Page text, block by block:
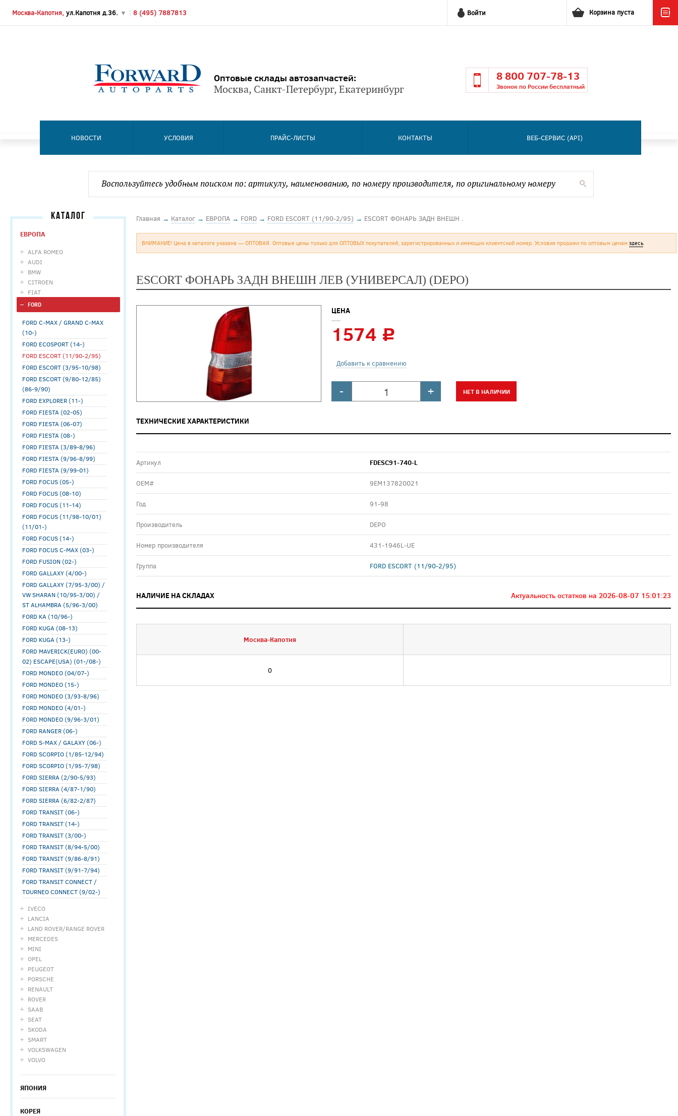
Москва-Капотня, ул.Капотня д.36. ▼ 8 (495) 7887813 Войти Корзина пуста
Оптовые склады автозапчастей:
Москва, Санкт-Петербург, Екатеринбург
8 800 707-78-13
Звонок по России бесплатный
НОВОСТИ УСЛОВИЯ ПРАЙС-ЛИСТЫ КОНТАКТЫ ВЕБ-СЕРВИС (API)
КАТАЛОГ
ЕВРОПА
ALFA ROMEO
AUDI
BMW
CITROEN
FIAT
FORD
FORD C-MAX / GRAND C-MAX
(10-)
FORD ECOSPORT (14-)
FORD ESCORT (11/90-2/95)
FORD ESCORT (3/95-10/98)
FORD ESCORT (9/80-12/85)
(86-9/90)
FORD EXPLORER (11-)
FORD FIESTA (02-05)
FORD FIESTA (06-07)
FORD FIESTA (08-)
FORD FIESTA (3/89-8/96)
FORD FIESTA (9/96-8/99)
FORD FIESTA (9/99-01)
FORD FOCUS (05-)
FORD FOCUS (08-10)
FORD FOCUS (11-14)
FORD FOCUS (11/98-10/01)
(11/01-)
FORD FOCUS (14-)
FORD FOCUS C-MAX (03-)
FORD FUSION (02-)
FORD GALLAXY (4/00-)
FORD GALLAXY (7/95-3/00) /
VW SHARAN (10/95-3/00) /
ST ALHAMBRA (5/96-3/00)
FORD KA (10/96-)
FORD KUGA (08-13)
FORD KUGA (13-)
FORD MAVERICK(EURO) (00-
02) ESCAPE(USA) (01-/08-)
FORD MONDEO (04/07-)
FORD MONDEO (15-)
FORD MONDEO (3/93-8/96)
FORD MONDEO (4/01-)
FORD MONDEO (9/96-3/01)
FORD RANGER (06-)
FORD S-MAX / GALAXY (06-)
FORD SCORPIO (1/85-12/94)
FORD SCORPIO (1/95-7/98)
FORD SIERRA (2/90-5/93)
FORD SIERRA (4/87-1/90)
FORD SIERRA (6/82-2/87)
FORD TRANSIT (06-)
FORD TRANSIT (14-)
FORD TRANSIT (3/00-)
FORD TRANSIT (8/94-5/00)
FORD TRANSIT (9/86-8/91)
FORD TRANSIT (9/91-7/94)
FORD TRANSIT CONNECT /
TOURNEO CONNECT (9/02-)
IVECO
LANCIA
LAND ROVER/RANGE ROVER
MERCEDES
MINI
OPEL
PEUGEOT
PORSCHE
RENAULT
ROVER
SAAB
SEAT
SKODA
SMART
VOLKSWAGEN
VOLVO
ЯПОНИЯ
КОРЕЯ
Главная → Каталог → ЕВРОПА → FORD → FORD ESCORT (11/90-2/95) → ESCORT ФОНАРЬ ЗАДН ВНЕШН .
ВНИМАНИЕ! Цена в каталоге указана — ОПТОВАЯ. Оптовые цены только для ОПТОВЫХ покупателей, зарегистрированных и имеющих клиентский номер. Условия продажи по оптовым ценам здесь.
ESCORT ФОНАРЬ ЗАДН ВНЕШН ЛЕВ (УНИВЕРСАЛ) (DEPO)
ЦЕНА
1574 c
Добавить к сравнению
- + НЕТ В НАЛИЧИИ
ТЕХНИЧЕСКИЕ ХАРАКТЕРИСТИКИ
Артикул FDESC91-740-L
ОЕМ# 9EM137820021
Год 91-98
Производитель DEPO
Номер производителя 431-1946L-UE
Группа FORD ESCORT (11/90-2/95)
НАЛИЧИЕ НА СКЛАДАХ Актуальность остатков на 2026-08-07 15:01:23
Москва-Капотня
0